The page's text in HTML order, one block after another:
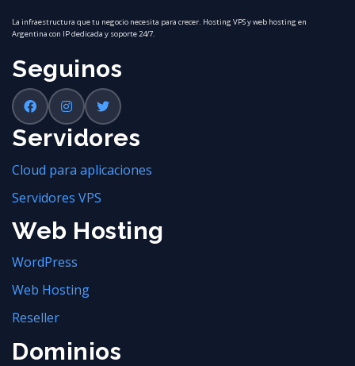
La infraestructura que tu negocio necesita para crecer. Hosting VPS y web hosting en
Argentina con IP dedicada y soporte 24/7.
Seguinos
Servidores
Cloud para aplicaciones
Servidores VPS
Web Hosting
WordPress
Web Hosting
Reseller
Dominios